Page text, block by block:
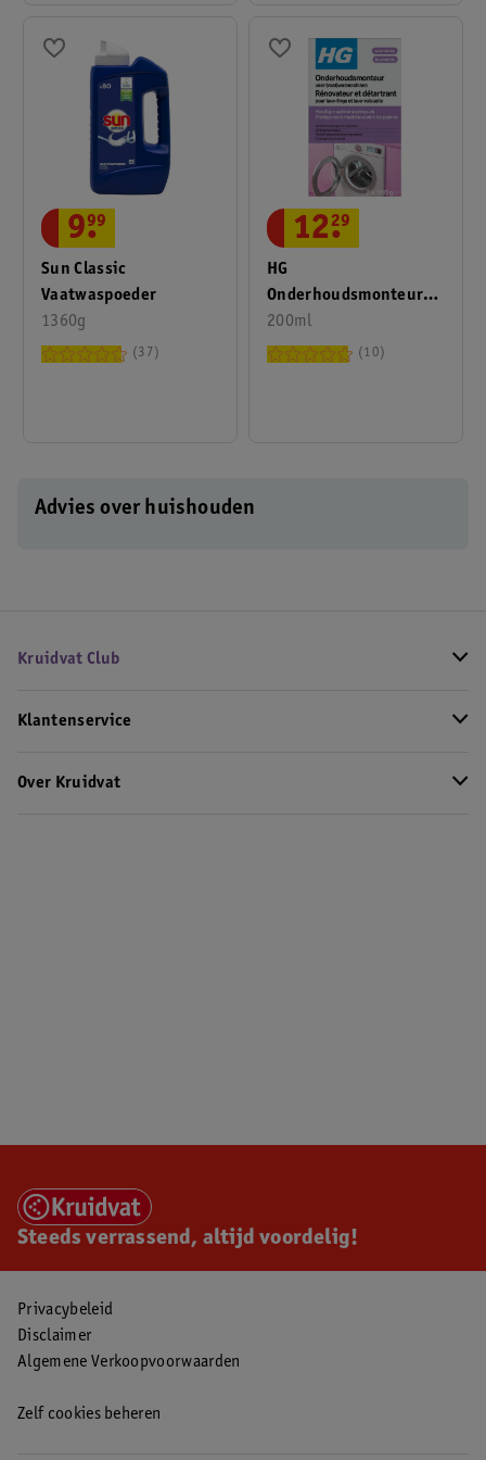
Sun Classic
Vaatwaspoeder
1360g
9.
99
37
HG
Onderhoudsmonteur
Voor
(Vaat)wasmachines
200ml
12.
29
10
Advies over huishouden
Kruidvat Club
Klantenservice
Over Kruidvat
Steeds verrassend, altijd voordelig!
Privacybeleid
Disclaimer
Algemene Verkoopvoorwaarden
Zelf cookies beheren